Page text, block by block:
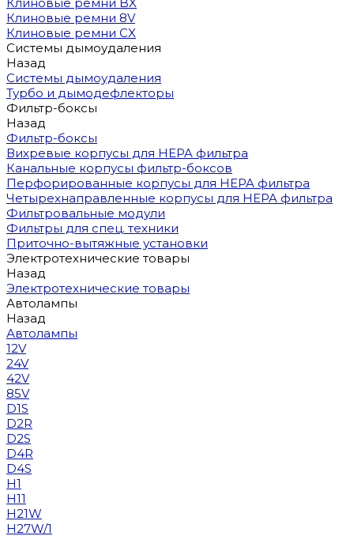
Клиновые ремни 8V
Клиновые ремни CX
Системы дымоудаления
Назад
Системы дымоудаления
Турбо и дымодефлекторы
Фильтр-боксы
Назад
Фильтр-боксы
Вихревые корпусы для HEPA фильтра
Канальные корпусы фильтр-боксов
Перфорированные корпусы для HEPA фильтра
Четырехнаправленные корпусы для HEPA фильтра
Фильтровальные модули
Фильтры для спец. техники
Приточно-вытяжные установки
Электротехнические товары
Назад
Электротехнические товары
Автолампы
Назад
Автолампы
12V
24V
42V
85V
D1S
D2R
D2S
D4R
D4S
H1
H11
H21W
H27W/1